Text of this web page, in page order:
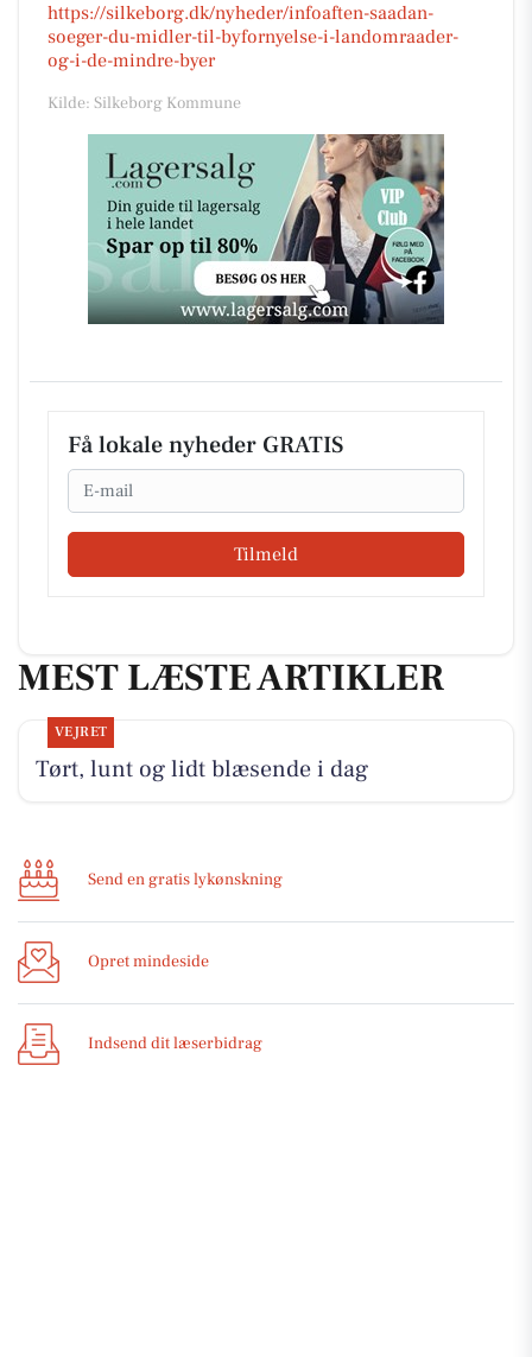
https://silkeborg.dk/nyheder/infoaften-saadan-
soeger-du-midler-til-byfornyelse-i-landomraader-
og-i-de-mindre-byer
Kilde: Silkeborg Kommune
Få lokale nyheder GRATIS
Email
Tilmeld
MEST LÆSTE ARTIKLER
VEJRET
Tørt, lunt og lidt blæsende i dag
Send en gratis lykønskning
Opret mindeside
Indsend dit læserbidrag